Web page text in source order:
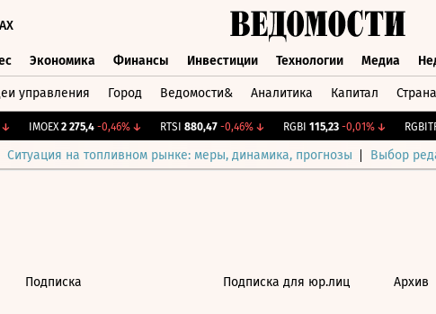
Экономика Финансы Инвестиции Технологии Медиа
управления Город Ведомости& Аналитика Капитал Страна
IMOEX 2 275,4 -0,46%↓ RTSI 880,47 -0,46%↓ RGBI 115,23 -0,01%↓ RGBITR
Ситуация на топливном рынке: меры, динамика, прогнозы Выбор
Подписка Подписка для юр.лиц Архив